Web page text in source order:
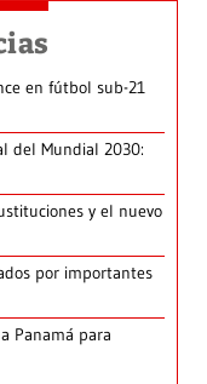
en fútbol sub-21
del Mundial 2030:
y el nuevo
por importantes
Panamá para